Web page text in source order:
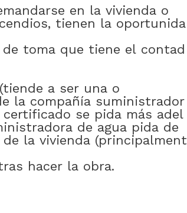
en la vivienda o
, tienen la oportunida
de toma que tiene el contad
(tiende a ser una o
la compañía suministrador
certificado se pida más adel
de agua pida de
de la vivienda (principalment
hacer la obra.